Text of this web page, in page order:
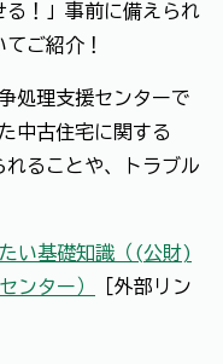
る！」事前に備えられ
ご紹介！
処理支援センターで
中古住宅に関する
ることや、トラブル
い基礎知識（(公財)
ンター）
［外部リン